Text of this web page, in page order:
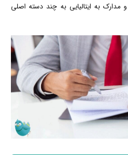
مدارک به ایتالیایی به چند دسته اصلی